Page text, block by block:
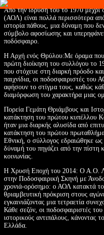
Από την ίδρυσή του το 1970
(ΑΟΛ) είναι πολλά περισσότερα
ιστορία πάθους, μια δύναμη που
σύμβολο αφοσίωσης και
ποδόσφαιρο.
Η Αρχή ενός Θρύλου:Με όραμα που
πρώτη διοίκηση του συλλόγου το
που στόχευε στη διαρκή πρόοδο
παιχνίδια, οι ποδοσφαιριστές του
αφήσουν το στίγμα τους, καθώς
διαμόρφωση του χαρακτήρα μιας
Πορεία Γεμάτη Θριάμβους και
κατάκτηση του πρώτου κυπέλλου
ήταν μια διαρκής αλυσίδα από
κατάκτηση του πρώτου
Εθνική, ο σύλλογος εδραιώθηκε ως
δύναμή του πηγάζει από την πίστη
κοινωνίας.
Η Χρυσή Εποχή του 2014: Ο Α.Ο.
στην Ποδοσφαιρική Σκηνή με
χρονιά-ορόσημο: ο ΑΟΛ κατακτά
θριαμβευτική πρόκριση στους
εγκαινιάζοντας μια τετραετία
Κάθε σεζόν, οι ποδοσφαιριστές
ιστορικούς αντιπάλους, κάνοντας
Ελλάδα.